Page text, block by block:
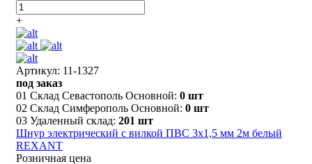
+
Артикул: 11-1327
под заказ
01 Склад Севастополь Основной: 0 шт
02 Склад Симферополь Основной: 0 шт
03 Удаленный склад: 201 шт
Шнур электрический с вилкой ПВС 3х1,5 мм 2м белый
REXANT
Розничная цена